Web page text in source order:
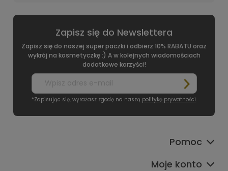
Zapisz się do Newslettera
Zapisz się do naszej super paczki i odbierz 10% RABATU oraz
wykrój na kosmetyczkę :) A w kolejnych wiadomościach
dodatkowe korzyści!
*Zapisując się, wyrażasz zgodę na naszą politykę prywatności.
Pomoc
Moje konto